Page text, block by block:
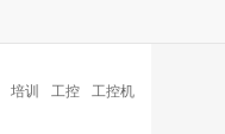
培训 工控 工控机